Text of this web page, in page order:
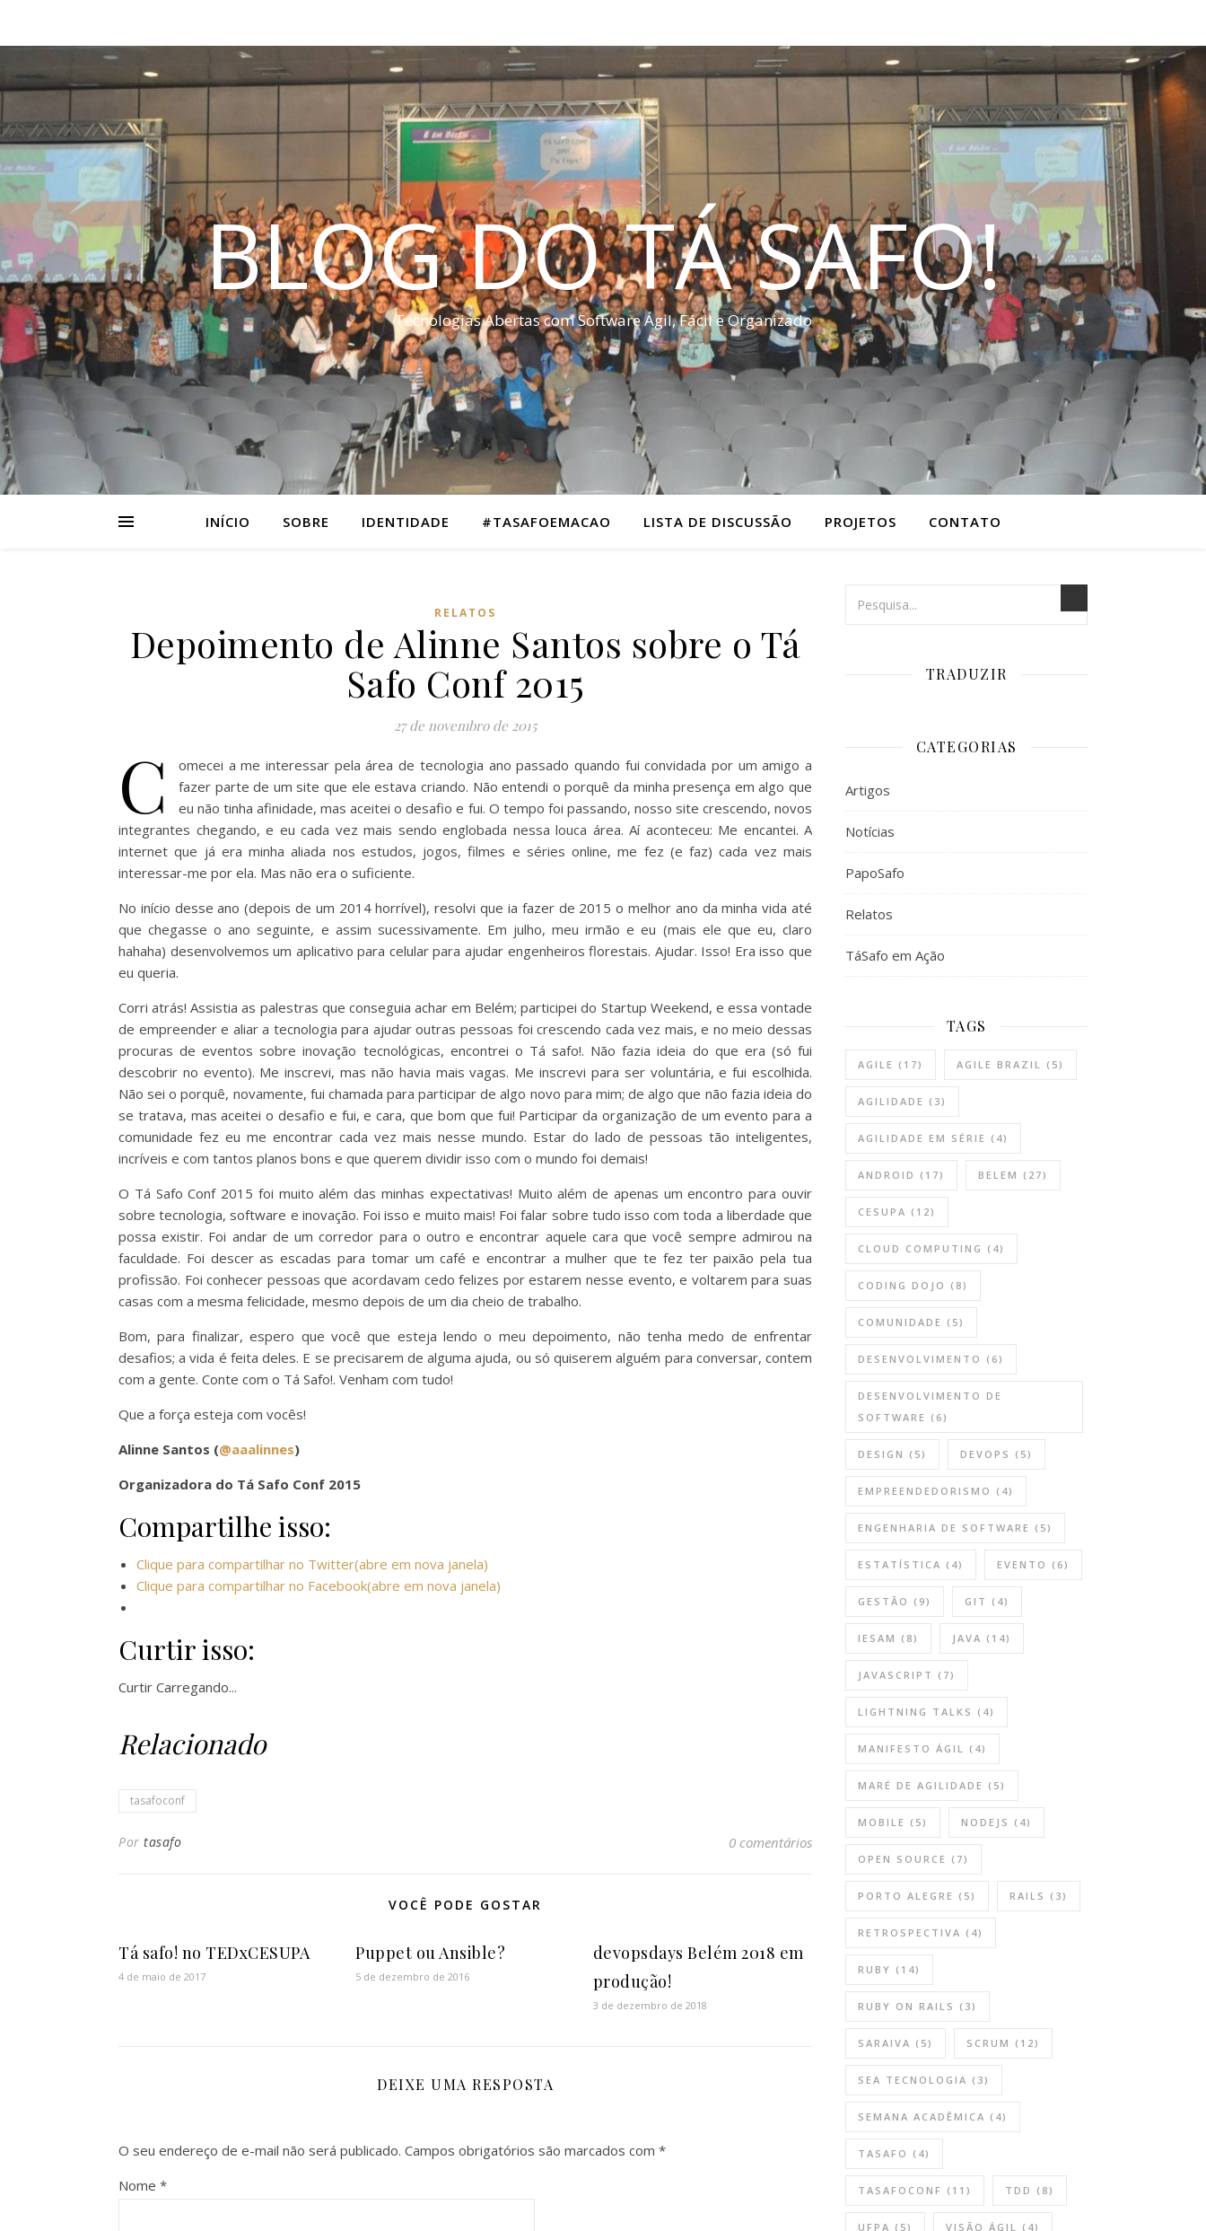
BLOG DO TÁ SAFO!
Tecnologias Abertas com Software Ágil, Fácil e Organizado
INÍCIO SOBRE IDENTIDADE #TASAFOEMACAO LISTA DE DISCUSSÃO PROJETOS CONTATO
RELATOS
Depoimento de Alinne Santos sobre o Tá
Safo Conf 2015
27 de novembro de 2015
C
omecei a me interessar pela área de tecnologia ano passado quando fui convidada por um amigo a
fazer parte de um site que ele estava criando. Não entendi o porquê da minha presença em algo que
eu não tinha afinidade, mas aceitei o desafio e fui. O tempo foi passando, nosso site crescendo, novos
integrantes chegando, e eu cada vez mais sendo englobada nessa louca área. Aí aconteceu: Me encantei. A
internet que já era minha aliada nos estudos, jogos, filmes e séries online, me fez (e faz) cada vez mais
interessar-me por ela. Mas não era o suficiente.
No início desse ano (depois de um 2014 horrível), resolvi que ia fazer de 2015 o melhor ano da minha vida até
que chegasse o ano seguinte, e assim sucessivamente. Em julho, meu irmão e eu (mais ele que eu, claro
hahaha) desenvolvemos um aplicativo para celular para ajudar engenheiros florestais. Ajudar. Isso! Era isso que
eu queria.
Corri atrás! Assistia as palestras que conseguia achar em Belém; participei do Startup Weekend, e essa vontade
de empreender e aliar a tecnologia para ajudar outras pessoas foi crescendo cada vez mais, e no meio dessas
procuras de eventos sobre inovação tecnológicas, encontrei o Tá safo!. Não fazia ideia do que era (só fui
descobrir no evento). Me inscrevi, mas não havia mais vagas. Me inscrevi para ser voluntária, e fui escolhida.
Não sei o porquê, novamente, fui chamada para participar de algo novo para mim; de algo que não fazia ideia do
se tratava, mas aceitei o desafio e fui, e cara, que bom que fui! Participar da organização de um evento para a
comunidade fez eu me encontrar cada vez mais nesse mundo. Estar do lado de pessoas tão inteligentes,
incríveis e com tantos planos bons e que querem dividir isso com o mundo foi demais!
O Tá Safo Conf 2015 foi muito além das minhas expectativas! Muito além de apenas um encontro para ouvir
sobre tecnologia, software e inovação. Foi isso e muito mais! Foi falar sobre tudo isso com toda a liberdade que
possa existir. Foi andar de um corredor para o outro e encontrar aquele cara que você sempre admirou na
faculdade. Foi descer as escadas para tomar um café e encontrar a mulher que te fez ter paixão pela tua
profissão. Foi conhecer pessoas que acordavam cedo felizes por estarem nesse evento, e voltarem para suas
casas com a mesma felicidade, mesmo depois de um dia cheio de trabalho.
Bom, para finalizar, espero que você que esteja lendo o meu depoimento, não tenha medo de enfrentar
desafios; a vida é feita deles. E se precisarem de alguma ajuda, ou só quiserem alguém para conversar, contem
com a gente. Conte com o Tá Safo!. Venham com tudo!
Que a força esteja com vocês!
Alinne Santos (@aaalinnes)
Organizadora do Tá Safo Conf 2015
Compartilhe isso:
Clique para compartilhar no Twitter(abre em nova janela)
Clique para compartilhar no Facebook(abre em nova janela)
Curtir isso:
Curtir Carregando...
Relacionado
tasafoconf
Por tasafo 0 comentários
VOCÊ PODE GOSTAR
Tá safo! no TEDxCESUPA
4 de maio de 2017
Puppet ou Ansible?
5 de dezembro de 2016
devopsdays Belém 2018 em
produção!
3 de dezembro de 2018
DEIXE UMA RESPOSTA
O seu endereço de e-mail não será publicado. Campos obrigatórios são marcados com *
Nome *
TRADUZIR
CATEGORIAS
Artigos
Notícias
PapoSafo
Relatos
TáSafo em Ação
TAGS
AGILE (17) AGILE BRAZIL (5)
AGILIDADE (3)
AGILIDADE EM SÉRIE (4)
ANDROID (17) BELEM (27)
CESUPA (12)
CLOUD COMPUTING (4)
CODING DOJO (8)
COMUNIDADE (5)
DESENVOLVIMENTO (6)
DESENVOLVIMENTO DE
SOFTWARE (6)
DESIGN (5) DEVOPS (5)
EMPREENDEDORISMO (4)
ENGENHARIA DE SOFTWARE (5)
ESTATÍSTICA (4) EVENTO (6)
GESTÃO (9) GIT (4)
IESAM (8) JAVA (14)
JAVASCRIPT (7)
LIGHTNING TALKS (4)
MANIFESTO ÁGIL (4)
MARÉ DE AGILIDADE (5)
MOBILE (5) NODEJS (4)
OPEN SOURCE (7)
PORTO ALEGRE (5) RAILS (3)
RETROSPECTIVA (4)
RUBY (14)
RUBY ON RAILS (3)
SARAIVA (5) SCRUM (12)
SEA TECNOLOGIA (3)
SEMANA ACADÊMICA (4)
TASAFO (4)
TASAFOCONF (11) TDD (8)
UFPA (5) VISÃO ÁGIL (4)